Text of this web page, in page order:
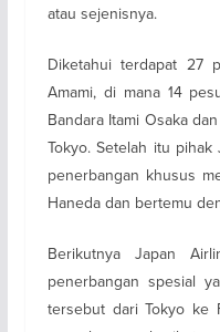
atau sejenisnya.
Diketahui terdapat 27
Amami, di mana 14
Bandara Itami Osaka
Tokyo. Setelah itu
penerbangan khusus
Haneda dan bertemu
Berikutnya Japan
penerbangan spesial
tersebut dari Tokyo ke